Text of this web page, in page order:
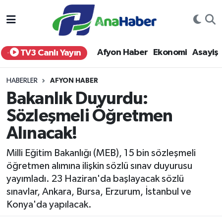
TV3 Canlı Yayın Afyon Haber Ekonomi Asayiş
HABERLER AFYON HABER
Bakanlık Duyurdu:
Sözleşmeli Öğretmen
Alınacak!
Milli Eğitim Bakanlığı (MEB), 15 bin sözleşmeli
öğretmen alımına ilişkin sözlü sınav duyurusu
yayımladı. 23 Haziran'da başlayacak sözlü
sınavlar, Ankara, Bursa, Erzurum, İstanbul ve
Konya'da yapılacak.
Yurt Haber
Afyon Haber
Siyaset
Spor
Eğitim
Sağlık
Afyonkarahisar Nöbetçi Eczaneler
Afyonkarahisar Hava Durumu
Afyonkarahisar Trafik Yoğunluk Haritası
Süper Lig Puan Durumu ve Fikstür
Tüm Manşetler
Son Dakika Haberleri